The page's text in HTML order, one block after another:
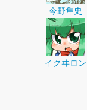
今野隼史
イクヰロン